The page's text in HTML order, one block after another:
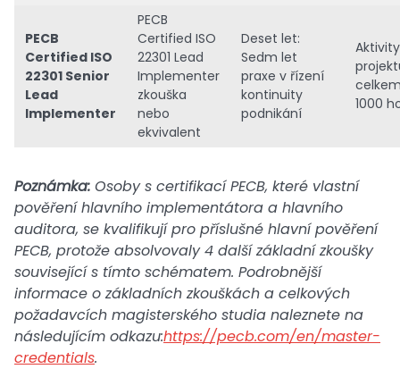
PECB
Certified ISO
22301 Senior
Lead
Implementer
PECB
Certified ISO
22301 Lead
Implementer
zkouška
nebo
ekvivalent
Deset let:
Sedm let
praxe v řízení
kontinuity
podnikání
1000
Poznámka: Osoby s certifikací PECB, které vlastní
pověření hlavního implementátora a hlavního
auditora, se kvalifikují pro příslušné hlavní pověření
PECB, protože absolvovaly 4 další základní zkoušky
související s tímto schématem. Podrobnější
informace o základních zkouškách a celkových
požadavcích magisterského studia naleznete na
následujícím odkazu:https://pecb.com/en/master-
credentials.